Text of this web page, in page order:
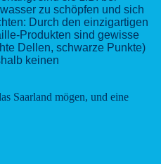
zu schöpfen und sich
Durch den einzigartigen
Produkten sind gewisse
Dellen, schwarze Punkte)
keinen
Saarland mögen, und eine